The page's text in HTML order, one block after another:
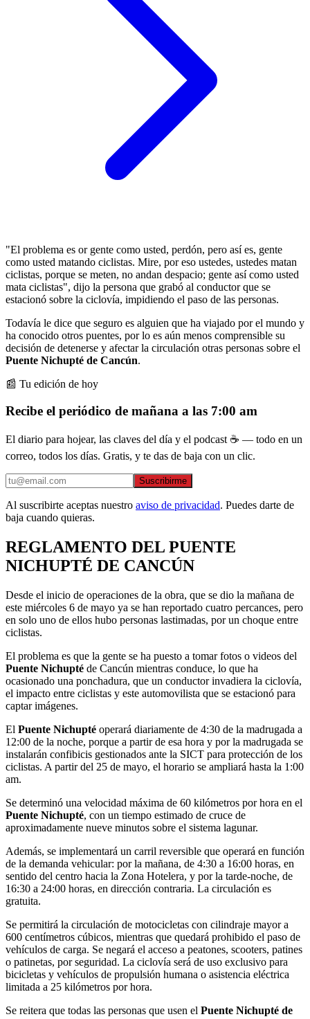
"El problema es or gente como usted, perdón, pero así es, gente
como usted matando ciclistas. Mire, por eso ustedes, ustedes matan
ciclistas, porque se meten, no andan despacio; gente así como usted
mata ciclistas", dijo la persona que grabó al conductor que se
estacionó sobre la ciclovía, impidiendo el paso de las personas.
Todavía le dice que seguro es alguien que ha viajado por el mundo y
ha conocido otros puentes, por lo es aún menos comprensible su
decisión de detenerse y afectar la circulación otras personas sobre el
Puente Nichupté de Cancún.
📰 Tu edición de hoy
Recibe el periódico de mañana a las 7:00 am
El diario para hojear, las claves del día y el podcast ☕ — todo en un
correo, todos los días. Gratis, y te das de baja con un clic.
Suscribirme
Al suscribirte aceptas nuestro aviso de privacidad. Puedes darte de
baja cuando quieras.
REGLAMENTO DEL PUENTE
NICHUPTÉ DE CANCÚN
Desde el inicio de operaciones de la obra, que se dio la mañana de
este miércoles 6 de mayo ya se han reportado cuatro percances, pero
en solo uno de ellos hubo personas lastimadas, por un choque entre
ciclistas.
El problema es que la gente se ha puesto a tomar fotos o videos del
Puente Nichupté de Cancún mientras conduce, lo que ha
ocasionado una ponchadura, que un conductor invadiera la ciclovía,
el impacto entre ciclistas y este automovilista que se estacionó para
captar imágenes.
El Puente Nichupté operará diariamente de 4:30 de la madrugada a
12:00 de la noche, porque a partir de esa hora y por la madrugada se
instalarán confibicis gestionados ante la SICT para protección de los
ciclistas. A partir del 25 de mayo, el horario se ampliará hasta la 1:00
am.
Se determinó una velocidad máxima de 60 kilómetros por hora en el
Puente Nichupté, con un tiempo estimado de cruce de
aproximadamente nueve minutos sobre el sistema lagunar.
Además, se implementará un carril reversible que operará en función
de la demanda vehicular: por la mañana, de 4:30 a 16:00 horas, en
sentido del centro hacia la Zona Hotelera, y por la tarde-noche, de
16:30 a 24:00 horas, en dirección contraria. La circulación es
gratuita.
Se permitirá la circulación de motocicletas con cilindraje mayor a
600 centímetros cúbicos, mientras que quedará prohibido el paso de
vehículos de carga. Se negará el acceso a peatones, scooters, patines
o patinetas, por seguridad. La ciclovía será de uso exclusivo para
bicicletas y vehículos de propulsión humana o asistencia eléctrica
limitada a 25 kilómetros por hora.
Se reitera que todas las personas que usen el Puente Nichupté de